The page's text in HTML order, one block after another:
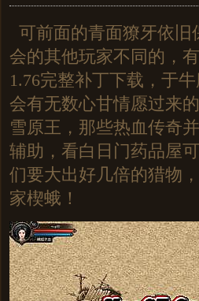
可前面的青面獠牙依
会的其他玩家不同的，
1.76完整补丁下载，于
会有无数心甘情愿过来
雪原王，那些热血传奇
辅助，看白日门药品屋
们要大出好几倍的猎物
家楔蛾！